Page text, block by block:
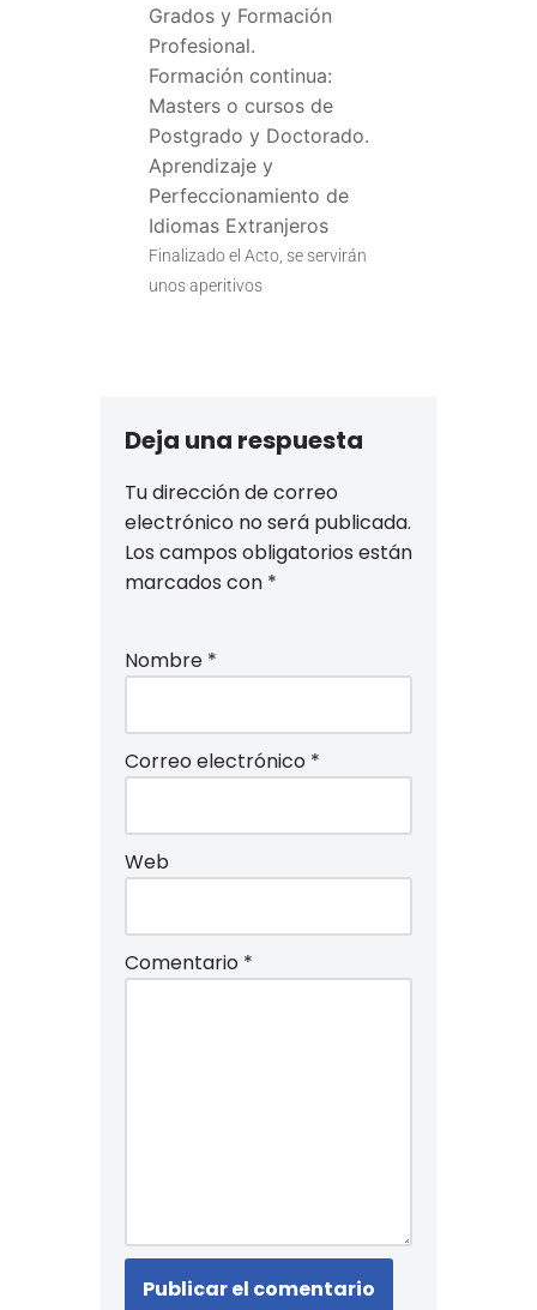
Grados y Formación
Profesional.
Formación continua:
Masters o cursos de
Postgrado y Doctorado.
Aprendizaje y
Perfeccionamiento de
Idiomas Extranjeros
Finalizado el Acto, se servirán
unos aperitivos
Deja una respuesta
Tu dirección de correo
electrónico no será publicada.
Los campos obligatorios están
marcados con *
Nombre *
Correo electrónico *
Web
Comentario *